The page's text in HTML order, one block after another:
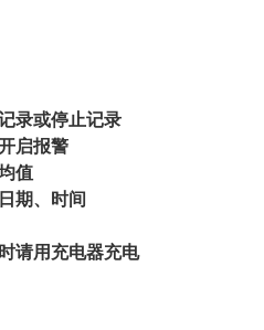
录或停止记录
启报警
值
期、时间
请用充电器充电